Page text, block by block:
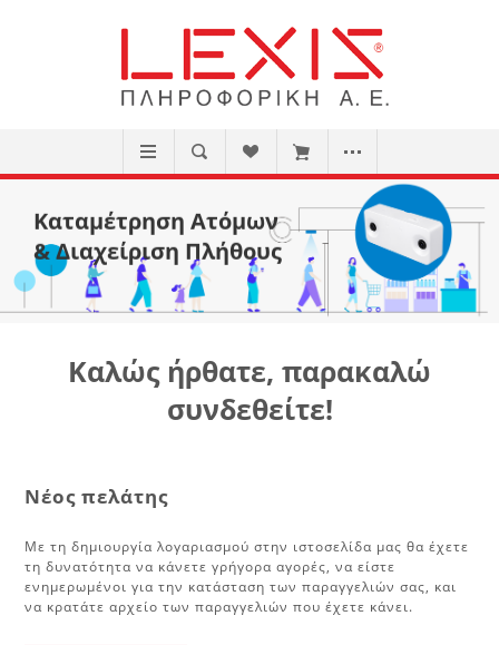
Καταμέτρηση Ατόμων
& Διαχείριση Πλήθους
Καλώς ήρθατε, παρακαλώ
συνδεθείτε!
Νέος πελάτης
Με τη δημιουργία λογαριασμού στην ιστοσελίδα μας θα έχετε
τη δυνατότητα να κάνετε γρήγορα αγορές, να είστε
ενημερωμένοι για την κατάσταση των παραγγελιών σας, και
να κρατάτε αρχείο των παραγγελιών που έχετε κάνει.